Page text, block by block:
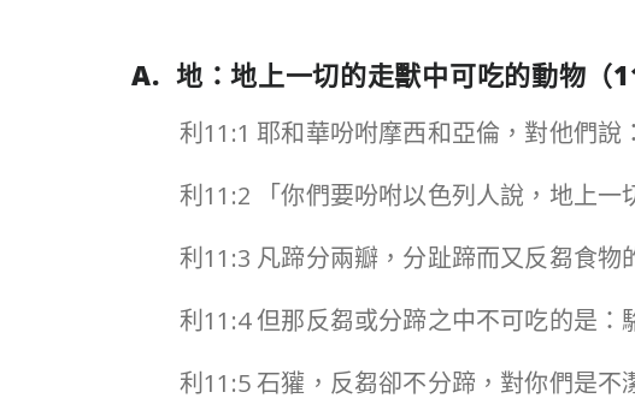
A. 地：地上一切的走獸中可吃的動物（
利11:1 耶和華吩咐摩西和亞倫，對他們說：
利11:2 「你們要吩咐以色列人說，地上一
利11:3 凡蹄分兩瓣，分趾蹄而又反芻食物
利11:4 但那反芻或分蹄之中不可吃的是：
利11:5 石獾，反芻卻不分蹄，對你們是不